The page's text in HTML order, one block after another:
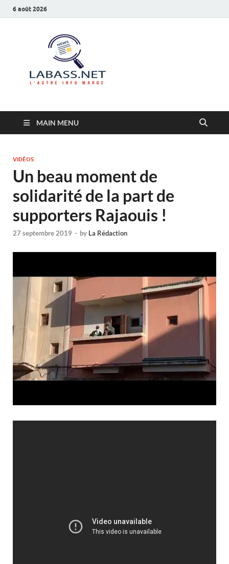
6 août 2026
MAIN MENU
VIDÉOS
Un beau moment de
solidarité de la part de
supporters Rajaouis !
27 septembre 2019 - by La Rédaction